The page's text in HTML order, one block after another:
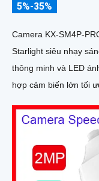
5%-35%
Camera KX-SM4P-
Starlight siêu nhạy
thông minh và LED ánh sáng ấm
hợp cảm biến lớn tối